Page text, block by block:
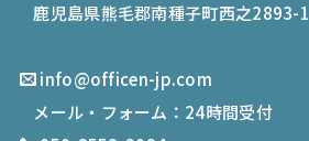
鹿児島県熊毛郡南種子町西之2893-1
info@officen-jp.com
メール・フォーム：24時間受付